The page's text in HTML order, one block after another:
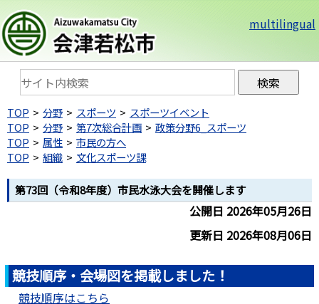
multilingual
TOP 分野 スポーツ
スポーツイベント
TOP
分野 第7次総合計画
政策分野6_スポーツ
TOP
属性
市民の方へ
TOP
組織 文化スポーツ課
第73回（令和8年度）市民水泳大会を開催します
公開日 2026年05月26日
更新日 2026年08月06日
競技順序・会場図を掲載しました！
競技順序はこちら